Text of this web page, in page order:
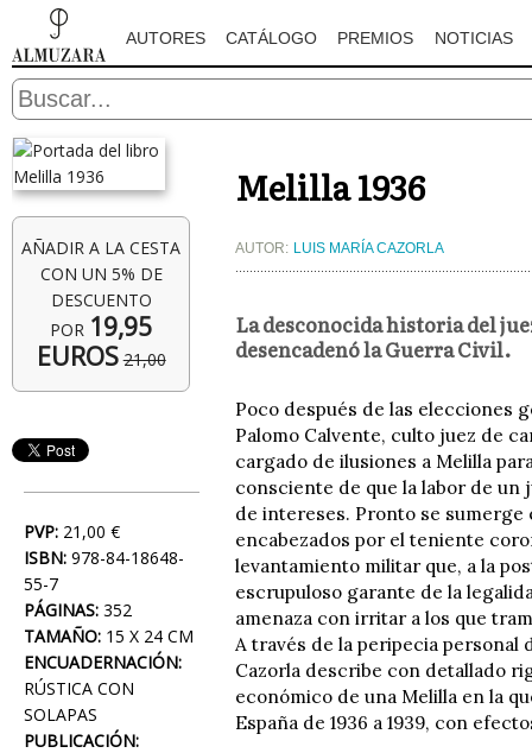
AUTORES CATÁLOGO PREMIOS NOTICIAS
AÑADIR A LA CESTA
CON UN 5% DE
DESCUENTO
POR 19,95
EUROS 21,00
PVP: 21,00 €
ISBN: 978-84-18648-
55-7
PÁGINAS: 352
TAMAÑO: 15 X 24 CM
ENCUADERNACIÓN:
RÚSTICA CON
SOLAPAS
PUBLICACIÓN:
Melilla 1936
AUTOR: LUIS MARÍA CAZORLA
La desconocida historia del
desencadenó la Guerra Civil.
Poco después de las elecciones
Palomo Calvente, culto juez de
cargado de ilusiones a Melilla
consciente de que la labor de un
de intereses. Pronto se sumerge
encabezados por el teniente
levantamiento militar que, a la
escrupuloso garante de la
amenaza con irritar a los que
A través de la peripecia
Cazorla describe con detallado
económico de una Melilla en la
España de 1936 a 1939, con